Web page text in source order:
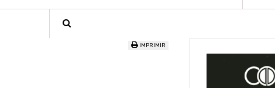
IMPRIMIR